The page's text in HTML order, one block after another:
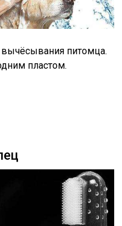
питомца.
пластом.